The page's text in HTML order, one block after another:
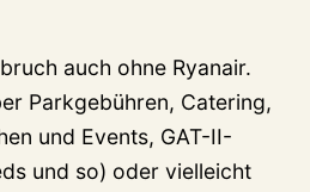
auch ohne Ryanair.
Parkgebühren, Catering,
und Events, GAT-II-
und so) oder vielleicht